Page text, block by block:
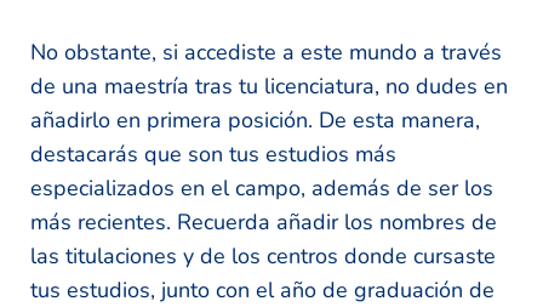
No obstante, si accediste a este mundo a través
de una maestría tras tu licenciatura, no dudes en
añadirlo en primera posición. De esta manera,
destacarás que son tus estudios más
especializados en el campo, además de ser los
más recientes. Recuerda añadir los nombres de
las titulaciones y de los centros donde cursaste
tus estudios, junto con el año de graduación de